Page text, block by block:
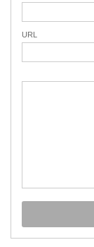
URL